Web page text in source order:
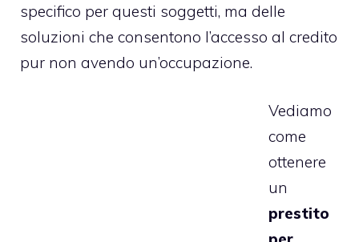
specifico per questi soggetti, ma delle
soluzioni che consentono l’accesso al credito
pur non avendo un’occupazione.
Vediamo
come
ottenere
un
prestito